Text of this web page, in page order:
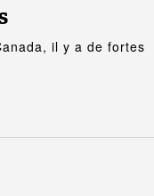
il y a de fortes